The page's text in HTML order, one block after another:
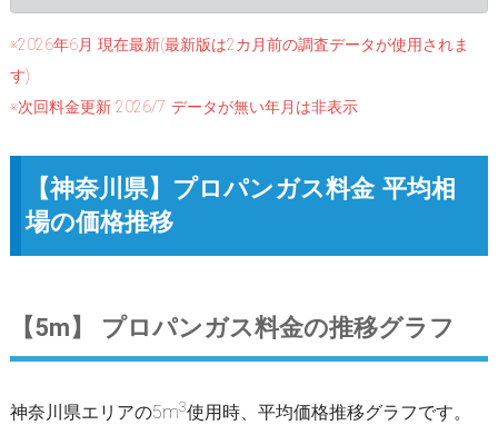
※2026年6月 現在最新(最新版は2カ月前の調査データが使用されま
す)
※次回料金更新 2026/7 データが無い年月は非表示
【神奈川県】プロパンガス料金 平均相
場の価格推移
【5m】 プロパンガス料金の推移グラフ
神奈川県エリアの5m3使用時、平均価格推移グラフです。